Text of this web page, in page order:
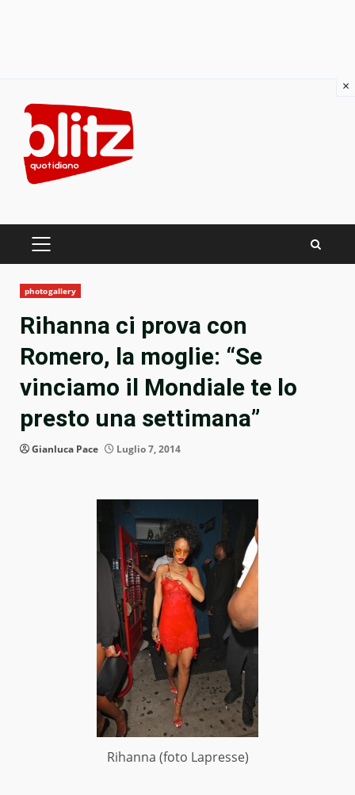
content
PRIMARY
photogallery
Rihanna ci prova con
Romero, la moglie: “Se
vinciamo il Mondiale te lo
presto una settimana”
Gianluca Pace Luglio 7, 2014
Rihanna (foto Lapresse)
×